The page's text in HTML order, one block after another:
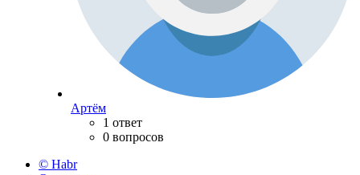
Артём
1 ответ
0 вопросов
© Habr